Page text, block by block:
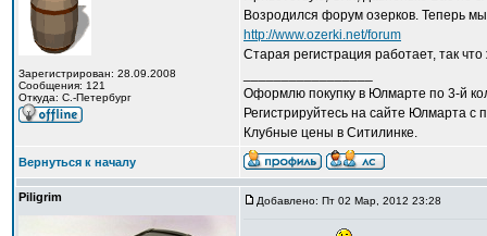
Зарегистрирован: 28.09.2008
Сообщения: 121
Откуда: С.-Петербург
Возродился форум озерков. Теперь мы
http://www.ozerki.net/forum
Старая регистрация работает, так
Оформлю покупку в Юлмарте по 3-й
Регистрируйтесь на сайте Юлмарта с
Клубные цены в Ситилинке.
Вернуться к началу
Piligrim Добавлено: Пт 02 Мар, 2012 23:28